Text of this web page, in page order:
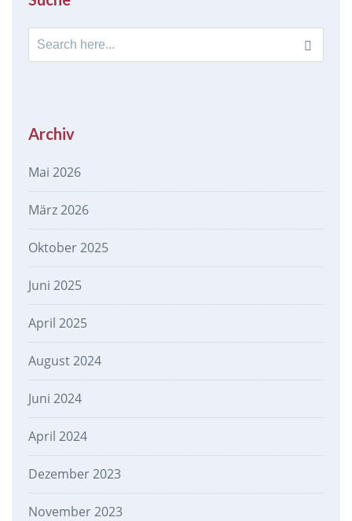
Search
for:
Archiv
Mai 2026
März 2026
Oktober 2025
Juni 2025
April 2025
August 2024
Juni 2024
April 2024
Dezember 2023
November 2023